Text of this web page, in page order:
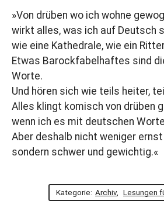
»Von drüben wo ich wohne
wirkt alles, was ich auf Deutsch
wie eine Kathedrale, wie ein
Etwas Barockfabelhaftes sind
Worte.
Und hören sich wie teils heiter,
Alles klingt komisch von drüben
wenn ich es mit deutschen
Aber deshalb nicht weniger ernst
sondern schwer und gewichtig.«
Kategorie: Archiv, Lesungen